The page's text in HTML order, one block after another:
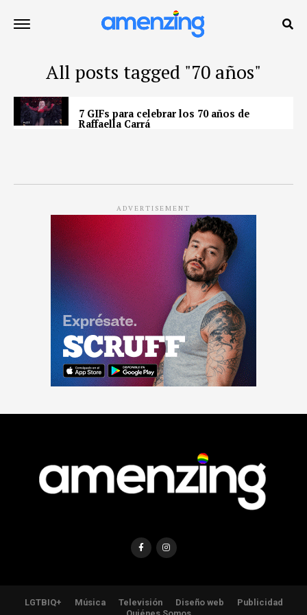
All posts tagged "70 años"
7 GIFs para celebrar los 70 años de
Raffaella Carrá
ADVERTISEMENT
LGTBIQ+ Música Televisión Diseño web
Publicidad